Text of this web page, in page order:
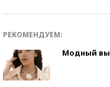
РЕКОМЕНДУЕМ:
Модный